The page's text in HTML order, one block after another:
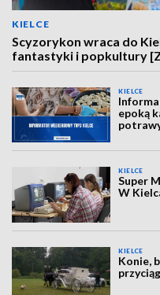
KIELCE
Scyzorykon wraca do
fantastyki i popkultury
KIELCE
epoką
KIELCE
Super
W
KIELCE
Konie,